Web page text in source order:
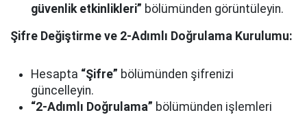
güvenlik etkinlikleri” bölümünden görüntüleyin.
Şifre Değiştirme ve 2-Adımlı Doğrulama Kurulumu:
Hesapta “Şifre” bölümünden şifrenizi
güncelleyin.
“2-Adımlı Doğrulama” bölümünden işlemleri